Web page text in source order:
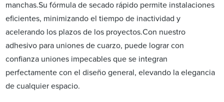
manchas.Su fórmula de secado rápido permite instalaciones
eficientes, minimizando el tiempo de inactividad y
acelerando los plazos de los proyectos.Con nuestro
adhesivo para uniones de cuarzo, puede lograr con
confianza uniones impecables que se integran
perfectamente con el diseño general, elevando la elegancia
de cualquier espacio.